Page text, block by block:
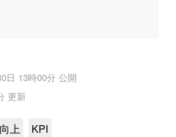
日 13時00分 公開
更新
上 KPI